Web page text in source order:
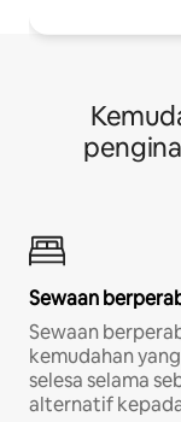
Sewaan
Sewaan
kemudahan
selesa selama
alternatif